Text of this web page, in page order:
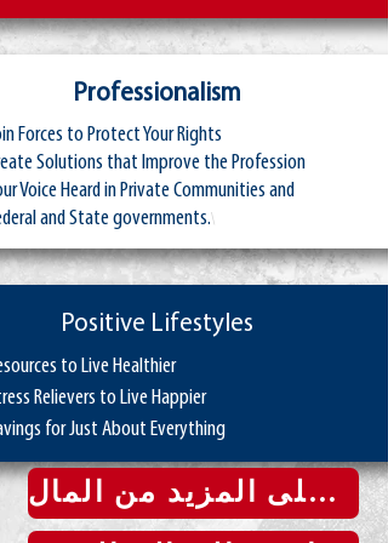
Professionalism
Forces to Protect Your Rights
Solutions that Improve the Profession
Voice Heard in Private Communities and
and State governments.\
Positive Lifestyles
to Live Healthier
Relievers to Live Happier
for Just About Everything
احصل على المزيد من المال